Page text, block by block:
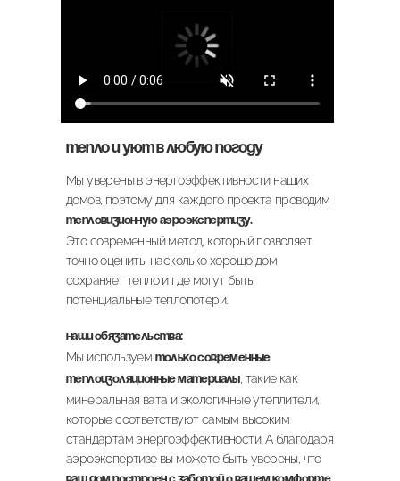
Мы уверены в энергоэффективности наших
домов, поэтому для каждого проекта проводим
тепловизионную аэроэкспертизу.
Это современный метод, который позволяет
точно оценить, насколько хорошо дом
сохраняет тепло и где могут быть
потенциальные теплопотери.
Наши обязательства:
Мы используем только современные
теплоизоляционные материалы, такие как
минеральная вата и экологичные утеплители,
которые соответствуют самым высоким
стандартам энергоэффективности. А благодаря
аэроэкспертизе вы можете быть уверены, что
Тепло и уют в любую погоду